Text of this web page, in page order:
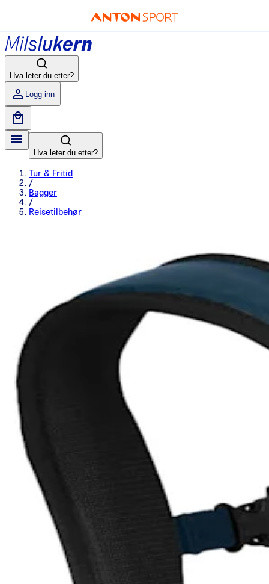
Hva leter du etter?
Logg inn
Hva leter du etter?
Tur & Fritid
/
Bagger
/
Reisetilbehør